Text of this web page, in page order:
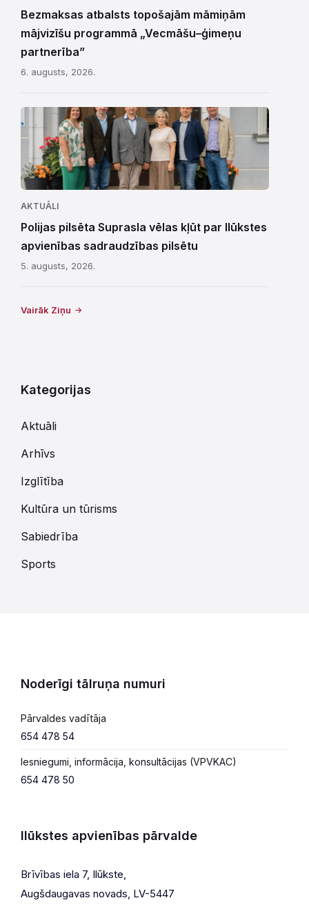
Bezmaksas atbalsts topošajām māmiņām
mājvizīšu programmā „Vecmāšu–ģimeņu
partnerība”
6. augusts, 2026.
AKTUĀLI
Polijas pilsēta Suprasla vēlas kļūt par Ilūkstes
apvienības sadraudzības pilsētu
5. augusts, 2026.
Vairāk Ziņu
Kategorijas
Aktuāli
Arhīvs
Izglītība
Kultūra un tūrisms
Sabiedrība
Sports
Noderīgi tālruņa numuri
Pārvaldes vadītāja
654 478 54
Iesniegumi, informācija, konsultācijas (VPVKAC)
654 478 50
Ilūkstes apvienības pārvalde
Brīvības iela 7, Ilūkste,
Augšdaugavas novads, LV-5447